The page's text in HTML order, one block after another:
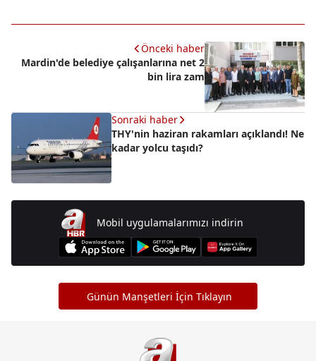
Önceki haber
Mardin'de belediye çalışanlarına net 2
bin lira zam
Sonraki haber
THY'nin haziran rakamları açıklandı! Ne
kadar yolcu taşıdı?
Mobil uygulamalarımızı indirin
Günün Manşetleri İçin Tıklayın